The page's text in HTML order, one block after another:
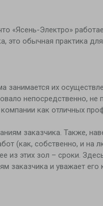
«Ясень-Электро»
это обычная практика
занимается их
непосредственно, не
как отличных
заказчика. Также,
(как, собственно, и на
из этих зол – сроки.
заказчика и уважает его